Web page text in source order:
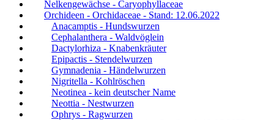
Nelkengewächse - Caryophyllaceae
Orchideen - Orchidaceae - Stand: 12.06.2022
Anacamptis - Hundswurzen
Cephalanthera - Waldvöglein
Dactylorhiza - Knabenkräuter
Epipactis - Stendelwurzen
Gymnadenia - Händelwurzen
Nigritella - Kohlröschen
Neotinea - kein deutscher Name
Neottia - Nestwurzen
Ophrys - Ragwurzen